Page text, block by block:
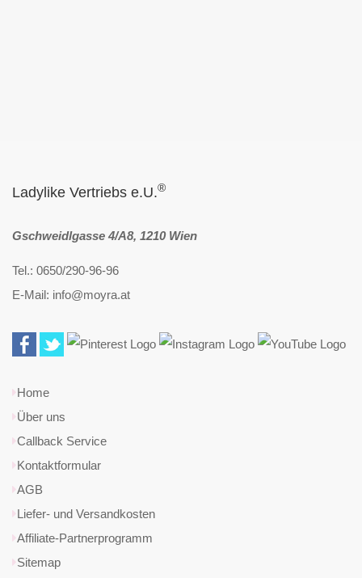
Ladylike Vertriebs e.U.®
Gschweidlgasse 4/A8, 1210 Wien
Tel.: 0650/290-96-96
E-Mail: info@moyra.at
Home
Über uns
Callback Service
Kontaktformular
AGB
Liefer- und Versandkosten
Affiliate-Partnerprogramm
Sitemap